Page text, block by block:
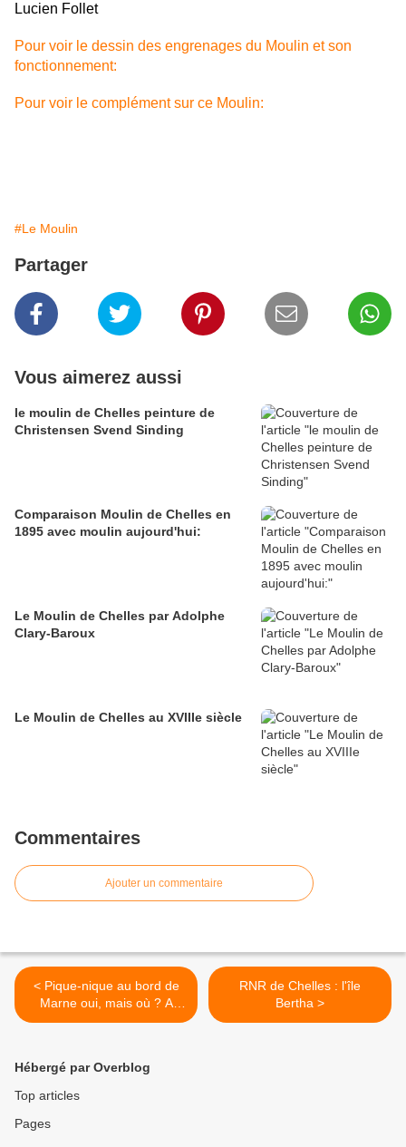
Lucien Follet
Pour voir le dessin des engrenages du Moulin et son
fonctionnement:
Pour voir le complément sur ce Moulin:
#Le Moulin
Partager
Vous aimerez aussi
le moulin de Chelles peinture de
Christensen Svend Sinding
Comparaison Moulin de Chelles en
1895 avec moulin aujourd'hui:
Le Moulin de Chelles par Adolphe
Clary-Baroux
Le Moulin de Chelles au XVIIIe siècle
Commentaires
Ajouter un commentaire
< Pique-nique au bord de
Marne oui, mais où ? A
Chelles-Vaires bien sûr...
RNR de Chelles : l'île
Bertha >
Hébergé par Overblog
Top articles
Pages